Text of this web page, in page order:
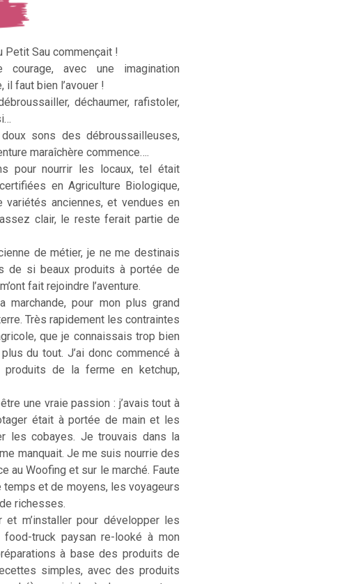
Petit Sau commençait !
avec une imagination
faut bien l’avouer !
déchaumer, rafistoler,
sons des débroussailleuses,
maraîchère commence….
pour nourrir les locaux, tel était
en Agriculture Biologique,
anciennes, et vendues en
clair, le reste ferait partie de
de métier, je ne me destinais
de si beaux produits à portée de
fait rejoindre l’aventure.
marchande, pour mon plus grand
Très rapidement les contraintes
que je connaissais trop bien
du tout. J’ai donc commencé à
de la ferme en ketchup,
une vraie passion : j’avais tout à
était à portée de main et les
les cobayes. Je trouvais dans la
manquait. Je me suis nourrie des
au Woofing et sur le marché. Faute
temps et de moyens, les voyageurs
richesses.
m’installer pour développer les
truck paysan re-looké à mon
à base des produits de
simples, avec des produits